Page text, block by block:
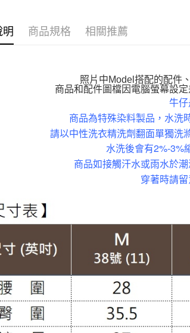
明 商品規格 相關推薦
照片中Model搭配的配件
商品和配件圖檔因電腦螢幕設
牛
商品為特殊染料製品，水洗
請以中性洗衣精洗劑翻面單獨洗
水洗後會有2%-3%
商品如接觸汗水或雨水於
穿著時請